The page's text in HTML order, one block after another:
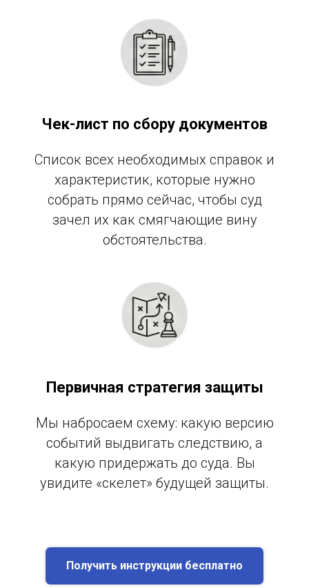
Чек-лист по сбору документов
Список всех необходимых справок и
характеристик, которые нужно
собрать прямо сейчас, чтобы суд
зачел их как смягчающие вину
обстоятельства.
Первичная стратегия защиты
Мы набросаем схему: какую версию
событий выдвигать следствию, а
какую придержать до суда. Вы
увидите «скелет» будущей защиты.
Получить инструкции бесплатно